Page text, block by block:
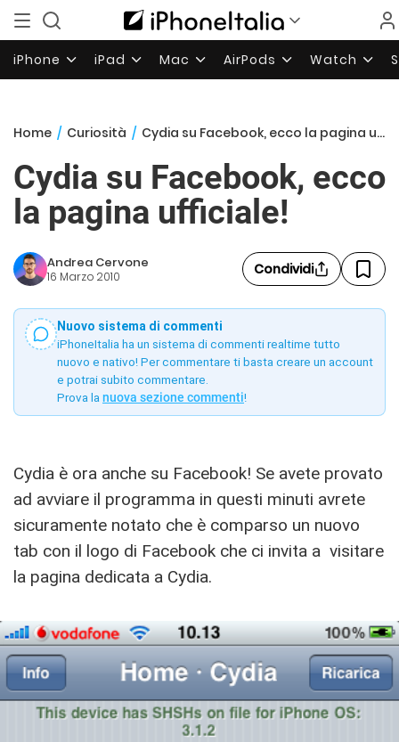
iPhone iPad Mac AirPods Watch
Home / Curiosità / Cydia su Facebook, ecco la pagina ufficiale!
Cydia su Facebook, ecco
la pagina ufficiale!
Andrea Cervone
16 Marzo 2010 Condividi
Nuovo sistema di commenti
iPhoneItalia ha un sistema di commenti realtime tutto
nuovo e nativo! Per commentare ti basta creare un account
e potrai subito commentare.
Prova la nuova sezione commenti!
Cydia è ora anche su Facebook! Se avete provato
ad avviare il programma in questi minuti avrete
sicuramente notato che è comparso un nuovo
tab con il logo di Facebook che ci invita a visitare
la pagina dedicata a Cydia.